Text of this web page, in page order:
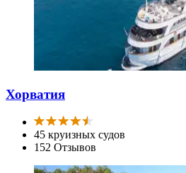
Хорватия
45 круизных судов
152 Отзывов